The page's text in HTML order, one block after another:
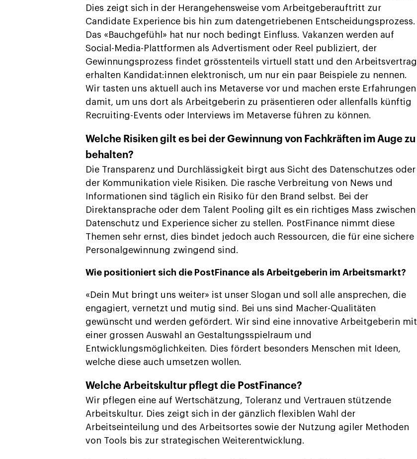
Dies zeigt sich in der Herangehensweise vom Arbeitgeberauftritt zur
Candidate Experience bis hin zum datengetriebenen Entscheidungsprozess.
Das «Bauchgefühl» hat nur noch bedingt Einfluss. Vakanzen werden auf
Social-Media-Plattformen als Advertisment oder Reel publiziert, der
Gewinnungsprozess findet grösstenteils virtuell statt und den Arbeitsvertrag
erhalten Kandidat:innen elektronisch, um nur ein paar Beispiele zu nennen.
Wir tasten uns aktuell auch ins Metaverse vor und machen erste Erfahrungen
damit, um uns dort als Arbeitgeberin zu präsentieren oder allenfalls künftig
Recruiting-Events oder Interviews im Metaverse führen zu können.
Welche Risiken gilt es bei der Gewinnung von Fachkräften im Auge zu
behalten?
Die Transparenz und Durchlässigkeit birgt aus Sicht des Datenschutzes oder
der Kommunikation viele Risiken. Die rasche Verbreitung von News und
Informationen sind täglich ein Risiko für den Brand selbst. Bei der
Direktansprache oder dem Talent Pooling gilt es ein richtiges Mass zwischen
Datenschutz und Experience sicher zu stellen. PostFinance nimmt diese
Themen sehr ernst, dies bindet jedoch auch Ressourcen, die für eine sichere
Personalgewinnung zwingend sind.
Wie positioniert sich die PostFinance als Arbeitgeberin im Arbeitsmarkt?
«Dein Mut bringt uns weiter» ist unser Slogan und soll alle ansprechen, die
engagiert, vernetzt und mutig sind. Bei uns sind Macher-Qualitäten
gewünscht und werden gefördert. Wir sind eine innovative Arbeitgeberin mit
einer grossen Auswahl an Gestaltungsspielraum und
Entwicklungsmöglichkeiten. Dies fördert besonders Menschen mit Ideen,
welche diese auch umsetzen wollen.
Welche Arbeitskultur pflegt die PostFinance?
Wir pflegen eine auf Wertschätzung, Toleranz und Vertrauen stützende
Arbeitskultur. Dies zeigt sich in der gänzlich flexiblen Wahl der
Arbeitseinteilung und des Arbeitsortes sowie der Nutzung agiler Methoden
von Tools bis zur strategischen Weiterentwicklung.